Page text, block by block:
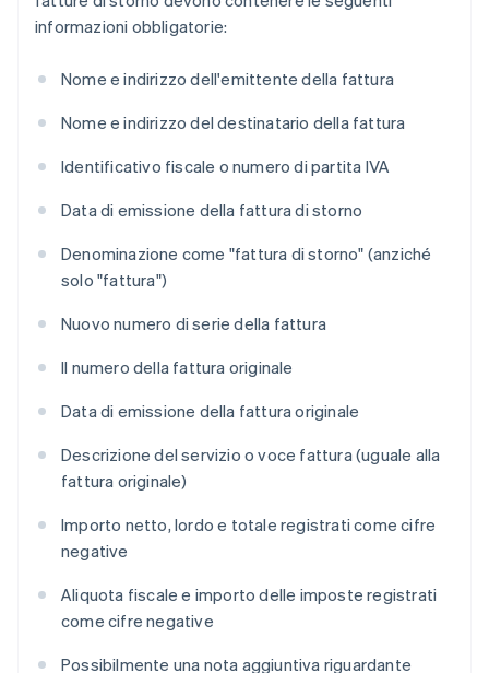
informazioni obbligatorie:
Nome e indirizzo dell'emittente della fattura
Nome e indirizzo del destinatario della fattura
Identificativo fiscale o numero di partita IVA
Data di emissione della fattura di storno
Denominazione come "fattura di storno" (anziché
solo "fattura")
Nuovo numero di serie della fattura
Il numero della fattura originale
Data di emissione della fattura originale
Descrizione del servizio o voce fattura (uguale alla
fattura originale)
Importo netto, lordo e totale registrati come cifre
negative
Aliquota fiscale e importo delle imposte registrati
come cifre negative
Possibilmente una nota aggiuntiva riguardante